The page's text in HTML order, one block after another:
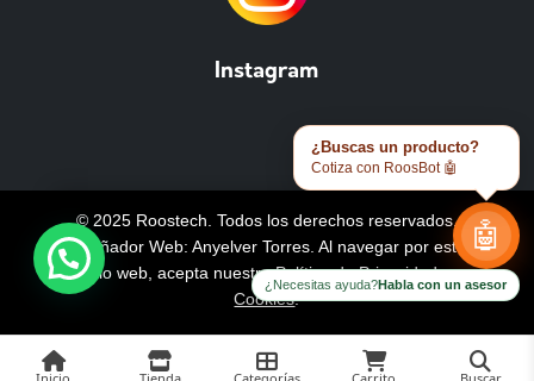
Instagram
© 2025 Roostech. Todos los derechos reservados.
Diseñador Web: Anyelver Torres. Al navegar por este
sitio web, acepta nuestraPolítica de Privacidad y
Cookies.
¿Buscas un producto?
Cotiza con RoosBot 🤖
🤖
¿Necesitas ayuda?Habla con un asesor